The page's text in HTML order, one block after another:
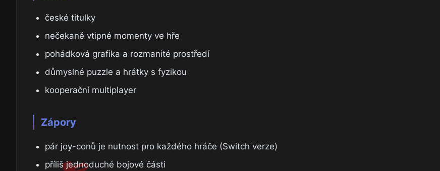
české titulky
nečekaně vtipné momenty ve hře
pohádková grafika a rozmanité prostředí
důmyslné puzzle a hrátky s fyzikou
kooperační multiplayer
Zápory
pár joy-conů je nutnost pro každého hráče (Switch verze)
příliš jednoduché bojové části